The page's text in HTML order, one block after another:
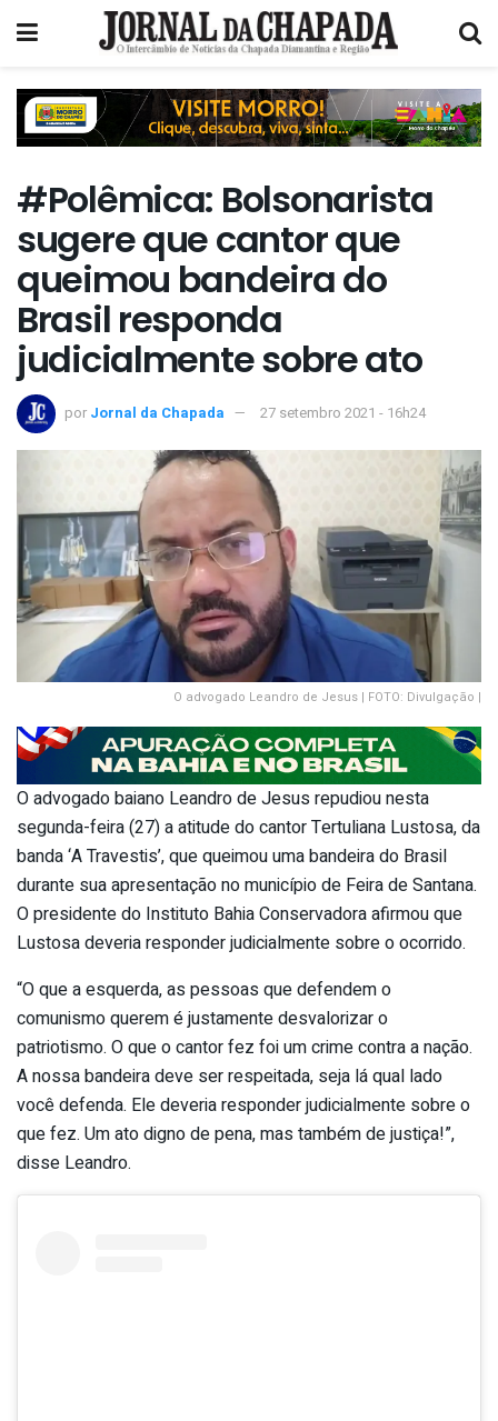
#Polêmica: Bolsonarista
sugere que cantor que
queimou bandeira do
Brasil responda
judicialmente sobre ato
por Jornal da Chapada 27 setembro 2021 - 16h24
O advogado Leandro de Jesus | FOTO: Divulgação |
O advogado baiano Leandro de Jesus repudiou nesta
segunda-feira (27) a atitude do cantor Tertuliana Lustosa, da
banda ‘A Travestis’, que queimou uma bandeira do Brasil
durante sua apresentação no município de Feira de Santana.
O presidente do Instituto Bahia Conservadora afirmou que
Lustosa deveria responder judicialmente sobre o ocorrido.
“O que a esquerda, as pessoas que defendem o
comunismo querem é justamente desvalorizar o
patriotismo. O que o cantor fez foi um crime contra a nação.
A nossa bandeira deve ser respeitada, seja lá qual lado
você defenda. Ele deveria responder judicialmente sobre o
que fez. Um ato digno de pena, mas também de justiça!”,
disse Leandro.